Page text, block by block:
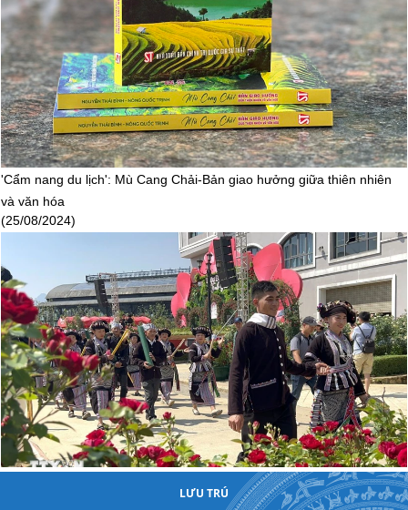
'Cẩm nang du lịch': Mù Cang Chải-Bản giao hưởng giữa thiên nhiên
và văn hóa
(25/08/2024)
Nhiều hoạt động hấp dẫn khách du lịch tại Lễ hội mùa Thu Sa Pa
LƯU TRÚ